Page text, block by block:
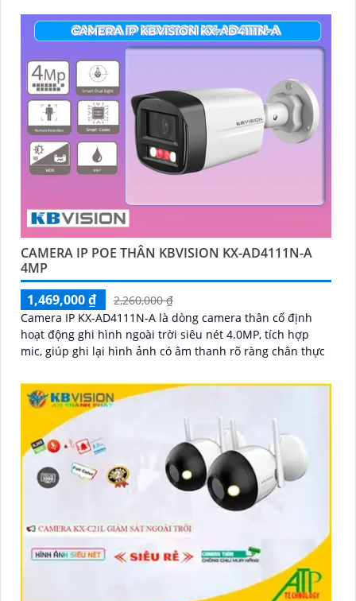
CAMERA IP POE THÂN KBVISION KX-AD4111N-A
4MP
1,469,000 ₫
2,260,000 ₫
Camera IP KX-AD4111N-A là dòng camera thân cố định
hoạt động ghi hình ngoài trời siêu nét 4.0MP, tích hợp
mic, giúp ghi lại hình ảnh có âm thanh rõ ràng chân thực